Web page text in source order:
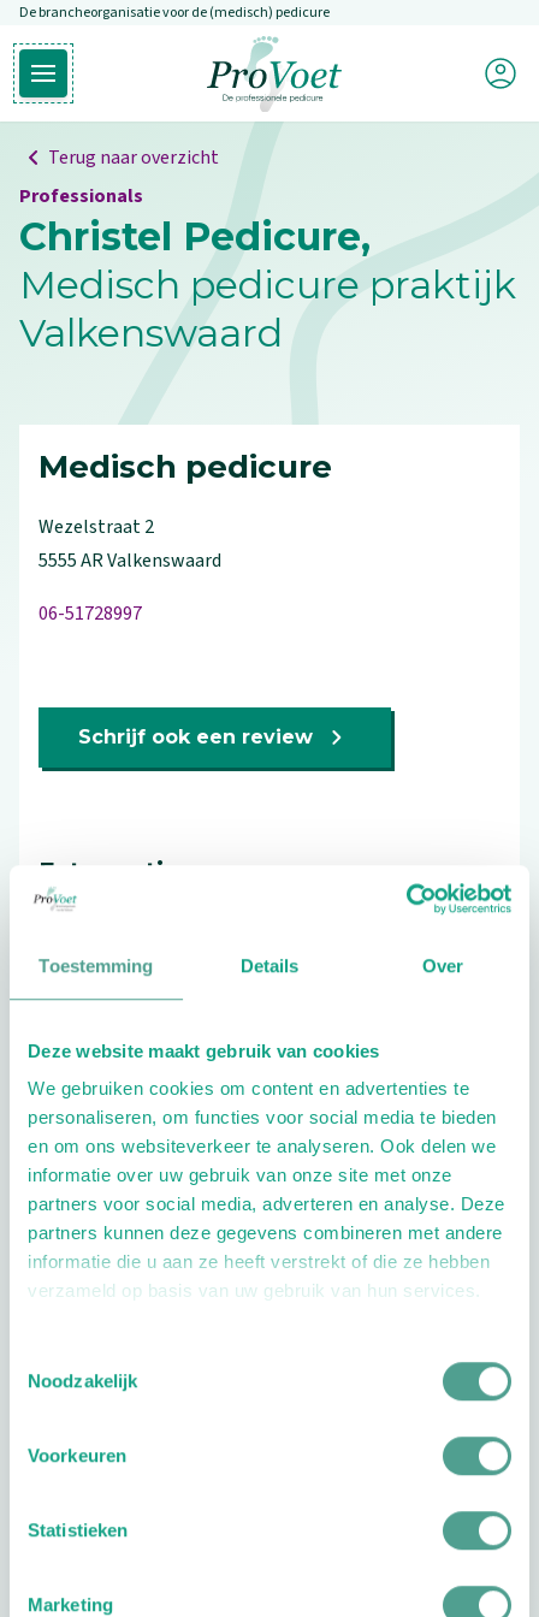
Toestemming Details Over
Deze website maakt gebruik van cookies
We gebruiken cookies om content en advertenties te
personaliseren, om functies voor social media te bieden
en om ons websiteverkeer te analyseren. Ook delen we
informatie over uw gebruik van onze site met onze
partners voor social media, adverteren en analyse. Deze
partners kunnen deze gegevens combineren met andere
informatie die u aan ze heeft verstrekt of die ze hebben
verzameld op basis van uw gebruik van hun services.
Noodzakelijk
Voorkeuren
Statistieken
Marketing
Overslaan en naar de inhoud gaan
De brancheorganisatie voor de (medisch) pedicure
Open hoofdmenu
Ga naar de homepagina
Mijn
Terug naar overzicht
Professionals
Christel Pedicure,
Medisch pedicure praktijk
Valkenswaard
Medisch pedicure
Wezelstraat2
5555 ARValkenswaard
06-51728997
Schrijf ook een review
Extra opties
DagTijd
Plan je route
Reviews
10.0
10